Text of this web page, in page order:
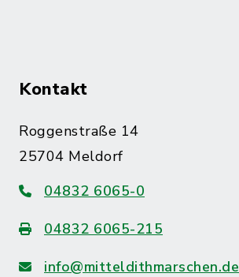
Kontakt
Roggenstraße 14
25704 Meldorf
04832 6065-0
04832 6065-215
info@mitteldithmarschen.de